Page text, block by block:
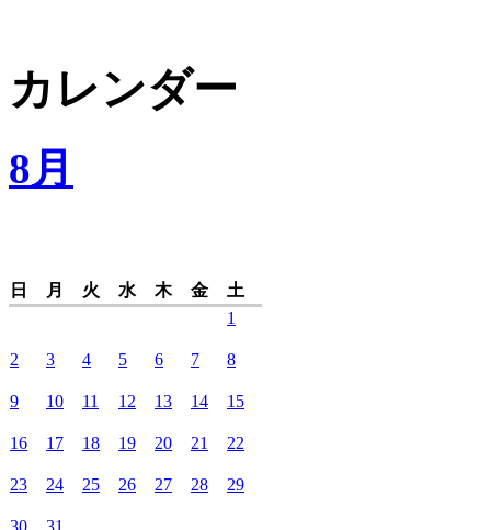
カレンダー
8月
日 月 火 水 木 金
土
1
2 3 4 5 6 7 8
9 10 11 12 13 14 15
16 17 18 19 20 21 22
23 24 25 26 27 28 29
30 31